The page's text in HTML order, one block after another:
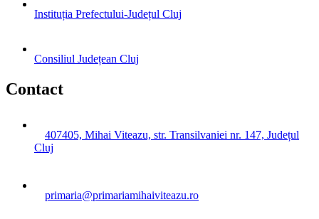
Instituția Prefectului-Județul Cluj
Consiliul Județean Cluj
Contact
407405, Mihai Viteazu, str. Transilvaniei nr. 147, Județul
Cluj
primaria@primariamihaiviteazu.ro